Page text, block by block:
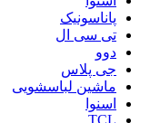
پاناسونیک
تی سی ال
دوو
جی پلاس
ماشین لباسشویی
اسنوا
TCL